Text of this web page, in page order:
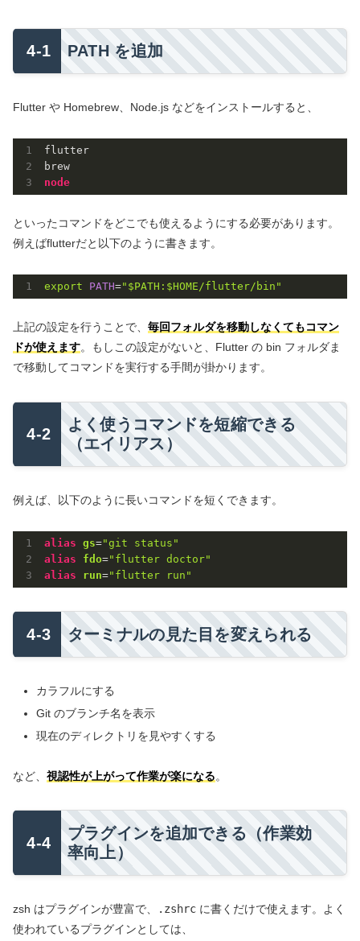
PATH を追加
Flutter や Homebrew、Node.js などをインストールすると、
flutter
node
といったコマンドをどこでも使えるようにする必要があります。
例えばflutterだと以下のように書きます。
export PATH=" $PATH : $HOME /flutter/bin"
上記の設定を行うことで、 毎回フォルダを移動しなくてもコマン
ドが使えます。もしこの設定がないと、Flutter の bin フォルダま
で移動してコマンドを実行する手間が掛かります。
よく使うコマンドを短縮できる
（エイリアス）
例えば、以下のように長いコマンドを短くできます。
alias gs="git status"
alias
fdo="flutter doctor"
alias
run="flutter run"
ターミナルの見た目を変えられる
カラフルにする
Git のブランチ名を表示
現在のディレクトリを見やすくする
など、 視認性が上がって作業が楽になる。
プラグインを追加できる（作業効
率向上）
zsh はプラグインが豊富で、 .zshrc に書くだけで使えます。よく
使われているプラグインとしては、